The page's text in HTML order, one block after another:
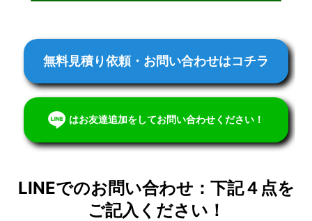
無料見積り依頼・お問い合わせはコチラ
はお友達追加をしてお問い合わせください！
LINEでのお問い合わせ：下記４点を
ご記入ください！